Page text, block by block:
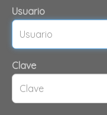
Usuario
Clave